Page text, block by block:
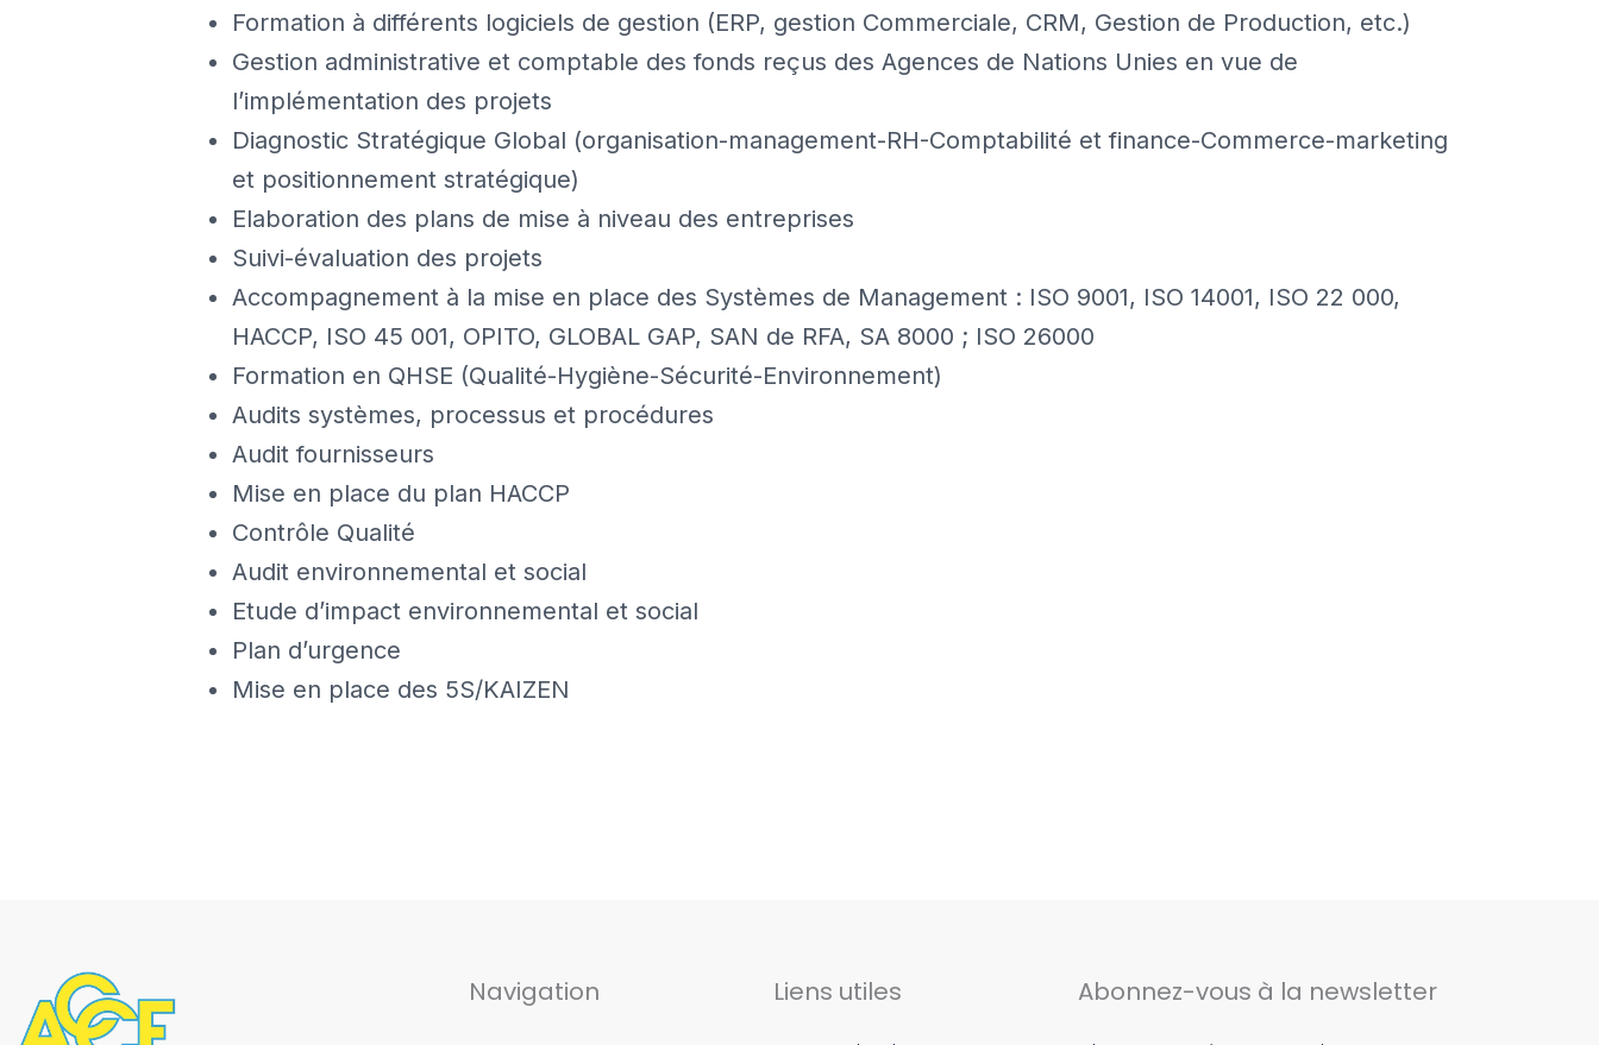
Formation à différents logiciels de gestion (ERP, gestion Commerciale, CRM, Gestion de Production, etc.)
Gestion administrative et comptable des fonds reçus des Agences de Nations Unies en vue de
l’implémentation des projets
Diagnostic Stratégique Global (organisation-management-RH-Comptabilité et finance-Commerce-marketing
et positionnement stratégique)
Elaboration des plans de mise à niveau des entreprises
Suivi-évaluation des projets
Accompagnement à la mise en place des Systèmes de Management : ISO 9001, ISO 14001, ISO 22 000,
HACCP, ISO 45 001, OPITO, GLOBAL GAP, SAN de RFA, SA 8000 ; ISO 26000
Formation en QHSE (Qualité-Hygiène-Sécurité-Environnement)
Audits systèmes, processus et procédures
Audit fournisseurs
Mise en place du plan HACCP
Contrôle Qualité
Audit environnemental et social
Etude d’impact environnemental et social
Plan d’urgence
Mise en place des 5S/KAIZEN
Navigation Liens utiles Abonnez-vous à la newsletter